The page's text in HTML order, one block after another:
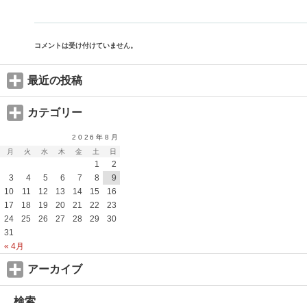
コメントは受け付けていません。
最近の投稿
カテゴリー
2026年8月
月
火 水 木 金 土 日
« 4月
1
2
3
4 5 6 7 8
9
10
11 12 13 14 15
16
17
18 19 20 21 22
23
24
25 26 27 28 29
30
31
アーカイブ